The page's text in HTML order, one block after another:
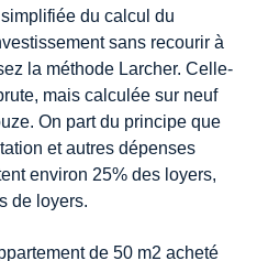
du calcul du
sans recourir à
la méthode Larcher. Celle-
mais calculée sur neuf
On part du principe que
et autres dépenses
environ 25% des loyers,
de loyers.
de 50 m2 acheté